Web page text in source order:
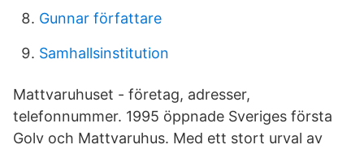
Gunnar författare
Samhallsinstitution
Mattvaruhuset - företag, adresser,
telefonnummer. 1995 öppnade Sveriges första
Golv och Mattvaruhus. Med ett stort urval av